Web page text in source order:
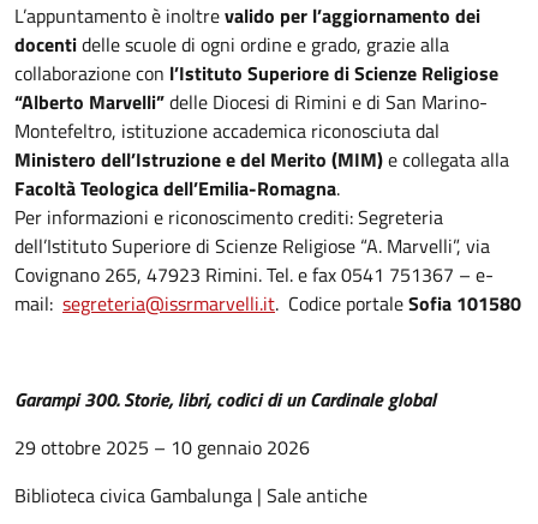
L’appuntamento è inoltrevalido per l’aggiornamento dei
docentidelle scuole di ogni ordine e grado, grazie alla
collaborazione con l’Istituto Superiore di Scienze Religiose
“Alberto Marvelli”delle Diocesi di Rimini e di San Marino-
Montefeltro, istituzione accademica riconosciuta dal
Ministero dell’Istruzione e del Merito (MIM)e collegata alla
Facoltà Teologica dell’Emilia-Romagna.
Per informazioni e riconoscimento crediti: Segreteria
dell’Istituto Superiore di Scienze Religiose “A. Marvelli”, via
Covignano 265, 47923 Rimini. Tel. e fax 0541 751367 – e-
mail: segreteria@issrmarvelli.it. Codice portaleSofia 101580
Garampi 300. Storie, libri, codici di un Cardinale global
29 ottobre 2025 – 10 gennaio 2026
Biblioteca civica Gambalunga | Sale antiche